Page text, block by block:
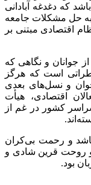
که دغدغه آبادانی
به حل مشکلات جامعه
اقتصادی مبتنی بر
جوانان و نگاهی که
است که هرگز
و نسل‌های بعدی
اقتصادی، هیأت
کشور در غم از
و رحمت بی‌کران
روحت قرین شادی و
بود.